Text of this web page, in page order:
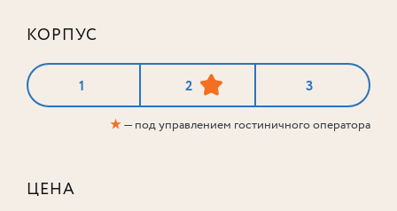
КОРПУС
1 2 3
★— под управлением гостиничного оператора
ЦЕНА